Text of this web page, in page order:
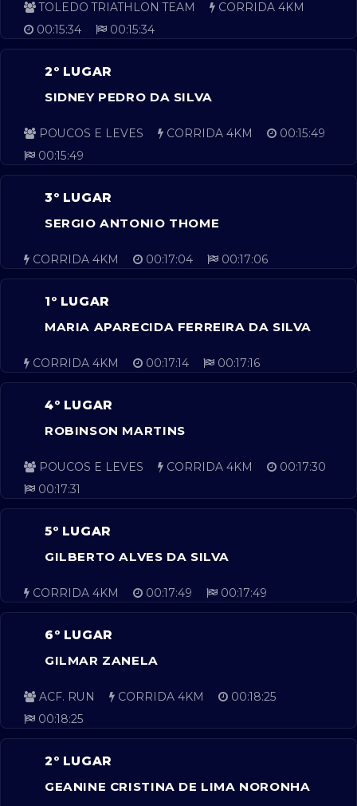
TOLEDO TRIATHLON TEAM
CORRIDA 4KM
00:15:34
00:15:34
2º LUGAR
SIDNEY PEDRO DA SILVA
POUCOS E LEVES CORRIDA 4KM
00:15:49
00:15:49
3º LUGAR
SERGIO ANTONIO THOME
CORRIDA 4KM 00:17:04 00:17:06
1º LUGAR
MARIA APARECIDA FERREIRA DA SILVA
CORRIDA 4KM 00:17:14 00:17:16
4º LUGAR
ROBINSON MARTINS
POUCOS E LEVES CORRIDA 4KM
00:17:30
00:17:31
5º LUGAR
GILBERTO ALVES DA SILVA
CORRIDA 4KM 00:17:49 00:17:49
6º LUGAR
GILMAR ZANELA
ACF. RUN CORRIDA 4KM
00:18:25
00:18:25
2º LUGAR
GEANINE CRISTINA DE LIMA NORONHA